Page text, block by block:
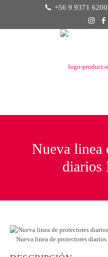
+56 9 9371 6200
Nueva linea
diarios